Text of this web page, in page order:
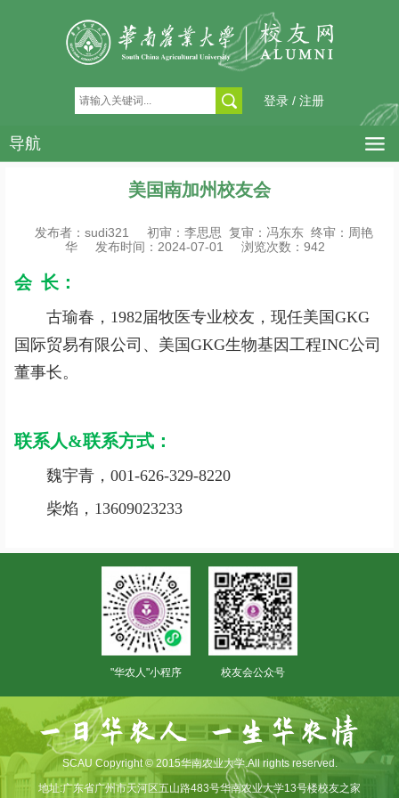
登录 / 注册
导航
美国南加州校友会
发布者：sudi321
初审：李思思 复审：冯东东 终审：周艳
华
发布时间：2024-07-01 浏览次数： 942
会 长：
古瑜春，1982届牧医专业校友，现任美国GKG
国际贸易有限公司、美国GKG生物基因工程INC公司
董事长。
联系人&联系方式：
魏宇青，001-626-329-8220
柴焰，13609023233
"华农人"小程序 校友会公众号
SCAU Copyright © 2015华南农业大学.All rights reserved.
地址:广东省广州市天河区五山路483号华南农业大学13号楼校友之家